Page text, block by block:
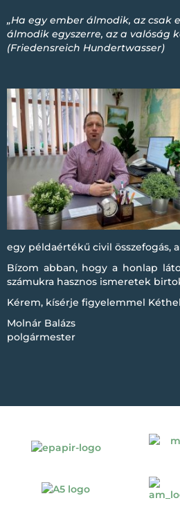
„Ha egy ember álmodik, az csak
álmodik egyszerre, az a valóság
(Friedensreich Hundertwasser)
egy példaértékű civil összefogás,
Bízom abban, hogy a honlap
számukra hasznos ismeretek
Kérem, kísérje figyelemmel
Molnár Balázs
polgármester